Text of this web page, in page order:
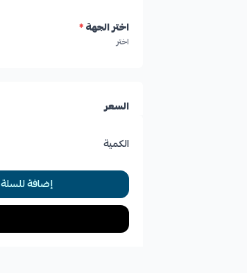
اختر الجهة*
اختر
السعر
الكمية
إضافة للسلة